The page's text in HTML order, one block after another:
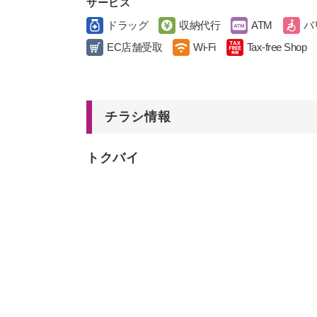
サービス
ドラッグ
収納代行 ATM バ
EC店舗受取
Wi-Fi Tax-free Shop
チラシ情報
トクバイ